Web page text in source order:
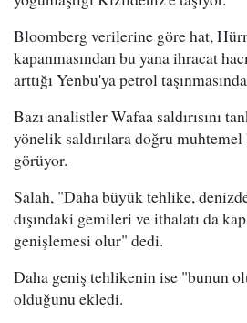
Bloomberg verilerine göre hat,
kapanmasından bu yana ihracat
arttığı Yenbu'ya petrol
Bazı analistler Wafaa saldırısını
yönelik saldırılara doğru
görüyor.
Salah, "Daha büyük tehlike,
dışındaki gemileri ve ithalatı da
genişlemesi olur" dedi.
Daha geniş tehlikenin ise "bunun
olduğunu ekledi.